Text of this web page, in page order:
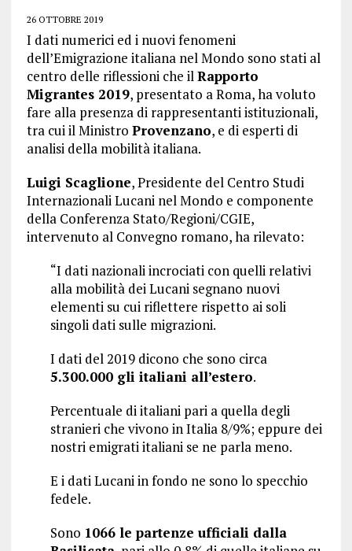
26 OTTOBRE 2019
I dati numerici ed i nuovi fenomeni
dell’Emigrazione italiana nel Mondo sono stati al
centro delle riflessioni che ilRapporto
Migrantes 2019, presentato a Roma, ha voluto
fare alla presenza di rappresentanti istituzionali,
tra cui il Ministro Provenzano, e di esperti di
analisi della mobilità italiana.
Luigi Scaglione, Presidente del Centro Studi
Internazionali Lucani nel Mondo e componente
della Conferenza Stato/Regioni/CGIE,
intervenuto al Convegno romano, ha rilevato:
“I dati nazionali incrociati con quelli relativi
alla mobilità dei Lucani segnano nuovi
elementi su cui riflettere rispetto ai soli
singoli dati sulle migrazioni.
I dati del 2019 dicono che sono circa
5.300.000 gli italiani all’estero.
Percentuale di italiani pari a quella degli
stranieri che vivono in Italia 8/9%; eppure dei
nostri emigrati italiani se ne parla meno.
E i dati Lucani in fondo ne sono lo specchio
fedele.
Sono 1066 le partenze ufficiali dalla